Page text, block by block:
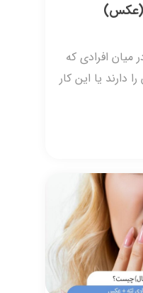
میان افرادی که
دارند یا این کار